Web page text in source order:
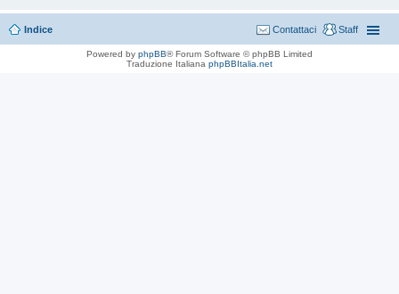
Indice Staff
Contattaci
Powered by phpBB® Forum Software © phpBB Limited
Traduzione Italiana phpBBItalia.net